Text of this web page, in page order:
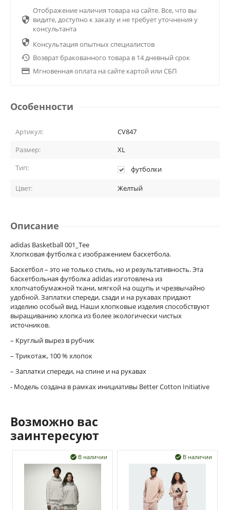

Отображение наличия товара на сайте. Все, что вы
видите, доступно к заказу и не требует уточнения у
консультанта
 Консультация опытных специалистов
 Возврат бракованного товара в 14 дневный срок
 Мгновенная оплата на сайте картой или СБП
Особенности
Артикул:
CV847
Размер:
XL
Тип:
футболки
Цвет: Желтый
Описание
adidas Basketball 001_Tee
Хлопковая футболка с изображением баскетбола.
Баскетбол – это не только стиль, но и результативность. Эта
баскетбольная футболка adidas изготовлена из
хлопчатобумажной ткани, мягкой на ощупь и чрезвычайно
удобной. Заплатки спереди, сзади и на рукавах придают
изделию особый вид. Наши хлопковые изделия способствуют
выращиванию хлопка из более экологически чистых
источников.
– Круглый вырез в рубчик
– Трикотаж, 100 % хлопок
– Заплатки спереди, на спине и на рукавах
- Модель создана в рамках инициативы Better Cotton Initiative
Возможно вас
заинтересуют
В наличии
 В наличии
